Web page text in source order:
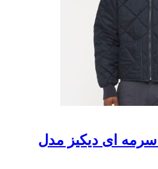
دیکیز مدل